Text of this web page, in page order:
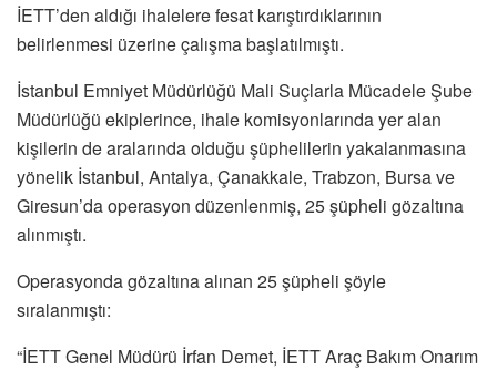
İETT’den aldığı ihalelere fesat karıştırdıklarının
belirlenmesi üzerine çalışma başlatılmıştı.
İstanbul Emniyet Müdürlüğü Mali Suçlarla Mücadele Şube
Müdürlüğü ekiplerince, ihale komisyonlarında yer alan
kişilerin de aralarında olduğu şüphelilerin yakalanmasına
yönelik İstanbul, Antalya, Çanakkale, Trabzon, Bursa ve
Giresun’da operasyon düzenlenmiş, 25 şüpheli gözaltına
alınmıştı.
Operasyonda gözaltına alınan 25 şüpheli şöyle
sıralanmıştı:
“İETT Genel Müdürü İrfan Demet, İETT Araç Bakım Onarım